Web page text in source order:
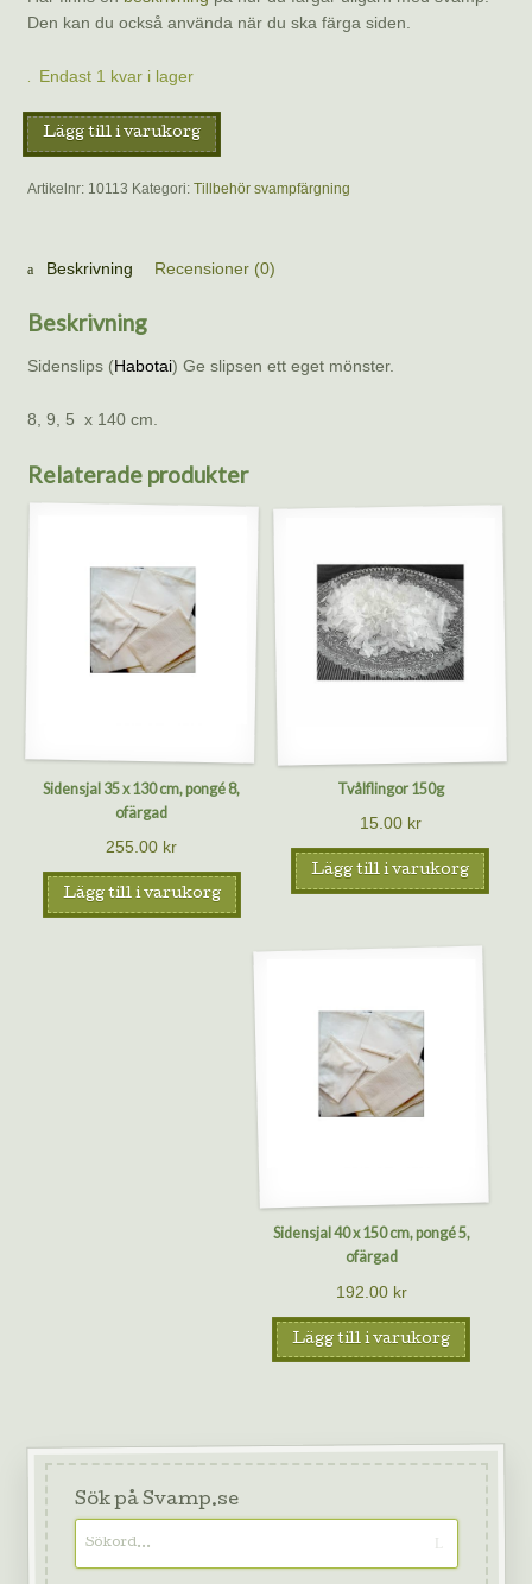
Den kan du också använda när du ska färga siden.
Endast 1 kvar i lager
Sidenslips,
ofärgad
mängd
Lägg till i varukorg
Artikelnr: 10113 Kategori: Tillbehör svampfärgning
Beskrivning Recensioner (0)
Beskrivning
Sidenslips (Habotai) Ge slipsen ett eget mönster.
8, 9, 5 x 140 cm.
Relaterade produkter
Sidensjal 35 x 130 cm, pongé 8,
ofärgad
255.00 kr
Lägg till i varukorg
Tvålflingor 150g
15.00 kr
Lägg till i varukorg
Sidensjal 40 x 150 cm, pongé 5,
ofärgad
192.00 kr
Lägg till i varukorg
Sök på Svamp.se